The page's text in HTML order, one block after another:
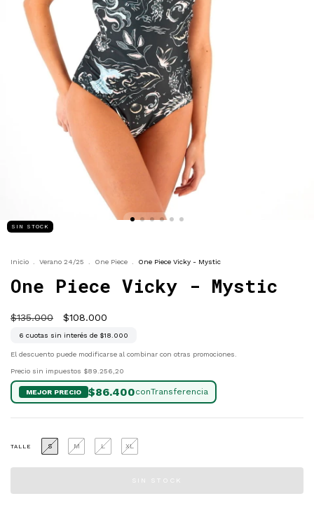
SIN STOCK
Inicio Verano 24/25 One Piece One Piece Vicky - Mystic
One Piece Vicky - Mystic
$135.000 $108.000
6 cuotas sin interés de $18.000
El descuento puede modificarse al combinar con otras promociones.
Precio sin impuestos $89.256,20
$86.400con
TALLE S M L XL